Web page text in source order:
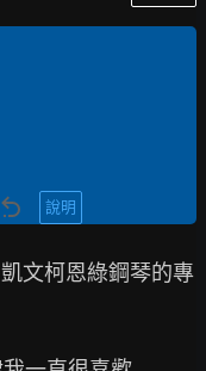
說明